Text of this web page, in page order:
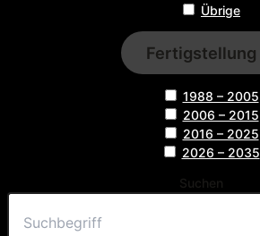
Übrige
Fertigstellung
1988 – 2005
2006 – 2015
2016 – 2025
2026 – 2035
Suchen